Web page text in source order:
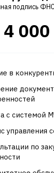
подпись
4 000
в
с системой
управления
по